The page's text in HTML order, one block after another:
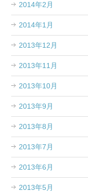
2014年2月
2014年1月
2013年12月
2013年11月
2013年10月
2013年9月
2013年8月
2013年7月
2013年6月
2013年5月